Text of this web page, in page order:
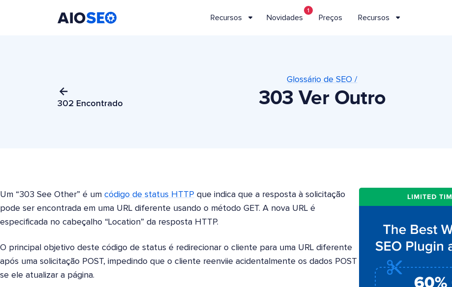
Recursos Novidades
1
Preços Recursos
302 Encontrado
Glossário de SEO /
303 Ver Outro
Um “303 See Other” é um código de status HTTP que indica que a resposta à solicitação
pode ser encontrada em uma URL diferente usando o método GET. A nova URL é
especificada no cabeçalho “Location” da resposta HTTP.
O principal objetivo deste código de status é redirecionar o cliente para uma URL diferente
após uma solicitação POST, impedindo que o cliente reenviie acidentalmente os dados POST
se ele atualizar a página.